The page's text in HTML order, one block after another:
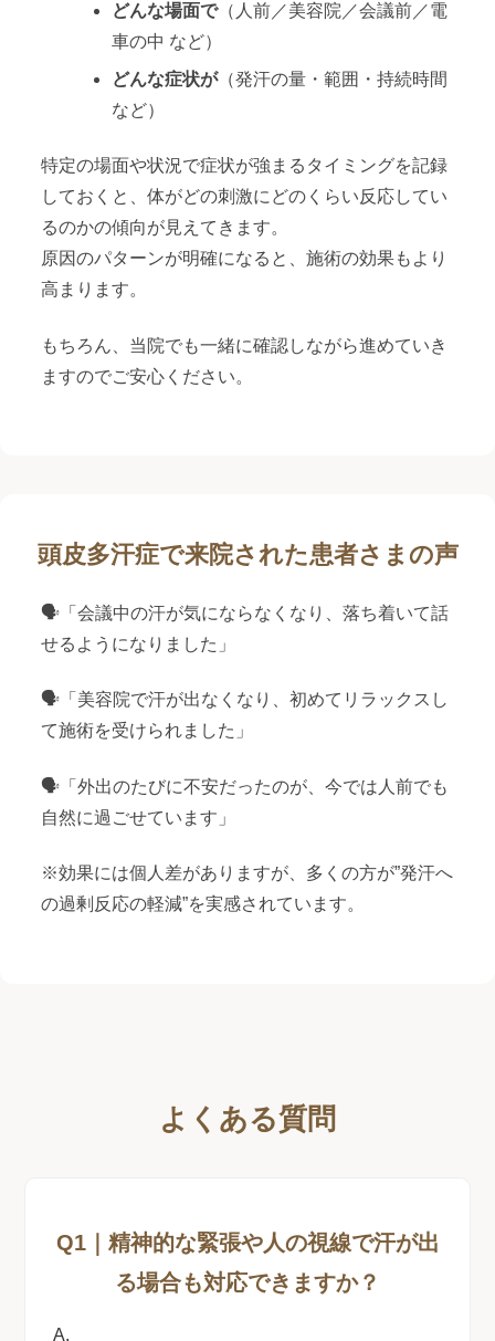
どんな場面で（人前／美容院／会議前／電
車の中 など）
どんな症状が（発汗の量・範囲・持続時間
など）
特定の場面や状況で症状が強まるタイミングを記録
しておくと、体がどの刺激にどのくらい反応してい
るのかの傾向が見えてきます。
原因のパターンが明確になると、施術の効果もより
高まります。
もちろん、当院でも一緒に確認しながら進めていき
ますのでご安心ください。
頭皮多汗症で来院された患者さまの声
🗣「会議中の汗が気にならなくなり、落ち着いて話
せるようになりました」
🗣「美容院で汗が出なくなり、初めてリラックスし
て施術を受けられました」
🗣「外出のたびに不安だったのが、今では人前でも
自然に過ごせています」
※効果には個人差がありますが、多くの方が”発汗へ
の過剰反応の軽減”を実感されています。
よくある質問
Q1｜精神的な緊張や人の視線で汗が出
る場合も対応できますか？
A.